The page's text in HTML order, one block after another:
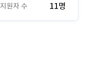
지원자 수 11명